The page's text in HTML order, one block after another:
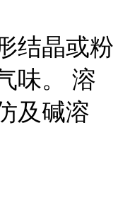
晶或粉
味。 溶
及碱溶